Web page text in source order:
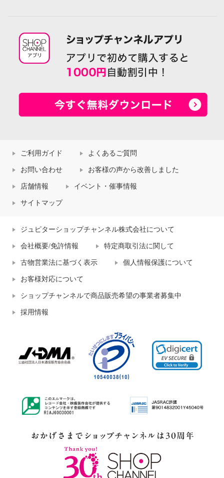
ご利用ガイド よくあるご質問
お問い合わせ お客様の声から改善しました
店舗情報 イベント・催事情報
サイトマップ
ジュピターショップチャンネル株式会社について
会社概要/免許情報 特定商取引法に関して
古物営業法に基づく表示 個人情報保護について
お客様対応について
ショップチャンネルで商品販売希望の事業者募集中
採用情報